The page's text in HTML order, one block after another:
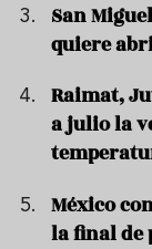
San
quiere
Raimat,
a julio la
México
la final de